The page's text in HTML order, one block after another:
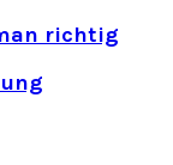
richtig